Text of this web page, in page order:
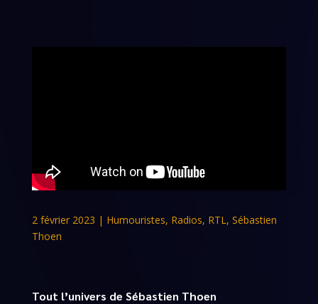
2 février 2023 | Humouristes, Radios, RTL , Sébastien
Thoen
Tout l’univers de Sébastien Thoen